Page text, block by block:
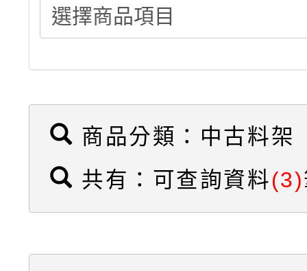
重型架販售可客製化
重型架租賃服務
商品分類：中古料架
共有：可查詢資料(3)